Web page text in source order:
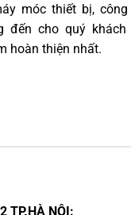
móc thiết bị, công
đến cho quý khách
hoàn thiện nhất.
TP.HÀ NỘI: